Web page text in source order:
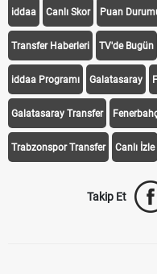
iddaa Canlı Skor Puan
Transfer Haberleri TV'de Bugün
iddaa Programı Galatasaray
Galatasaray Transfer
Trabzonspor Transfer Canlı İzle
Takip Et